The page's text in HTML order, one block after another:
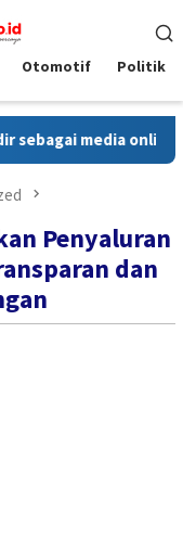
Otomotif Politik
media online yang
Penyaluran
dan